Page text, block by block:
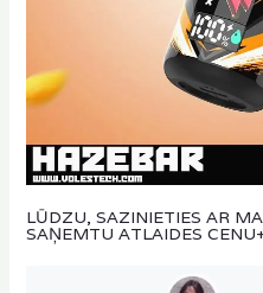
LŪDZU, SAZINIETIES AR
SAŅEMTU ATLAIDES CENU